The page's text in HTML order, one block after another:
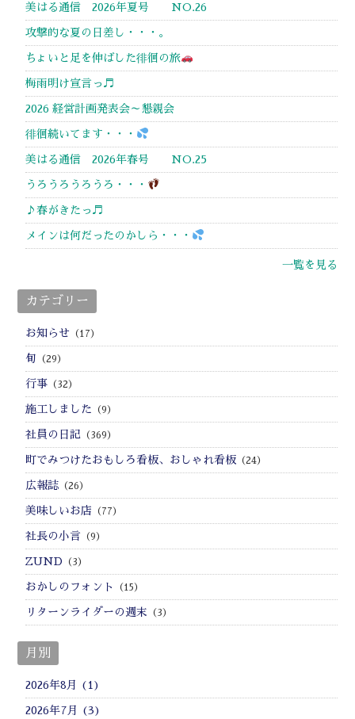
美はる通信 2026年夏号 NO.26
攻撃的な夏の日差し・・・。
ちょいと足を伸ばした徘徊の旅
梅雨明け宣言っ♬
2026 経営計画発表会～懇親会
徘徊続いてます・・・
美はる通信 2026年春号 NO.25
うろうろうろうろ・・・
♪春がきたっ♬
メインは何だったのかしら・・・
一覧を見る
カテゴリー
お知らせ（17）
旬 （29）
行事（32）
施工しました （9）
社員の日記 （369）
町でみつけたおもしろ看板、おしゃれ看板（24）
広報誌（26）
美味しいお店 （77）
社長の小言（9）
ZUND （3）
おかしのフォント （15）
リターンライダーの週末 （3）
月別
2026年8月 (1)
2026年7月 (3)